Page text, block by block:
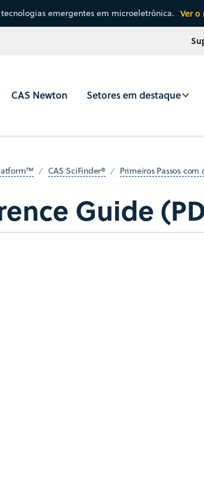
emergentes em microeletrônica. Ver o
CAS Newton Setores em destaque
CAS SciFinder® Primeiros Passos com
Guide